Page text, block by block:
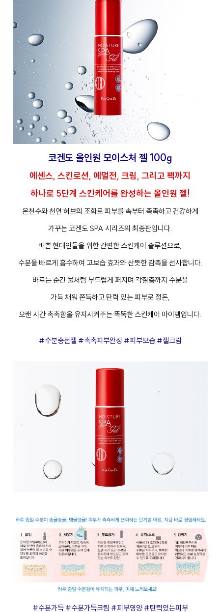
코겐도 올인원 모이스처 젤 100g
에센스, 스킨로션, 에멀전, 크림, 그리고 팩까지
하나로 5단계 스킨케어를 완성하는 올인원 젤!
온천수와 천연 허브의 조화로 피부를 속부터 촉촉하고 건강하게
가꾸는 코겐도 SPA 시리즈의 최종판입니다.
바쁜 현대인들을 위한 간편한 스킨케어 솔루션으로,
수분을 빠르게 흡수하여 고보습 효과와 산뜻한 감촉을 선사합니다.
바르는 순간 물처럼 부드럽게 퍼지며 각질층까지 수분을
가득 채워 쫀득하고 탄력 있는 피부로 정돈,
오랜 시간 촉촉함을 유지시켜주는 똑똑한 스킨케어 아이템입니다.
#수분충전젤 #촉촉피부완성 #피부보습 #젤크림
#수분가득 #수분가득크림 #피부영양 #탄력있는피부